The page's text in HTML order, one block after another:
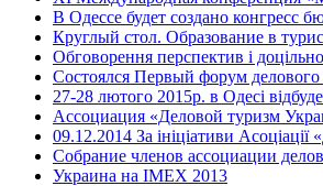
В Одессе будет создано конгресс
Круглый стол. Образование в
Обговорення перспектив і
Состоялся Первый форум
27-28 лютого 2015р. в Одесі
Ассоциация «Деловой туризм
09.12.2014 За ініціативи
Собрание членов ассоциации
Украина на IMEX 2013